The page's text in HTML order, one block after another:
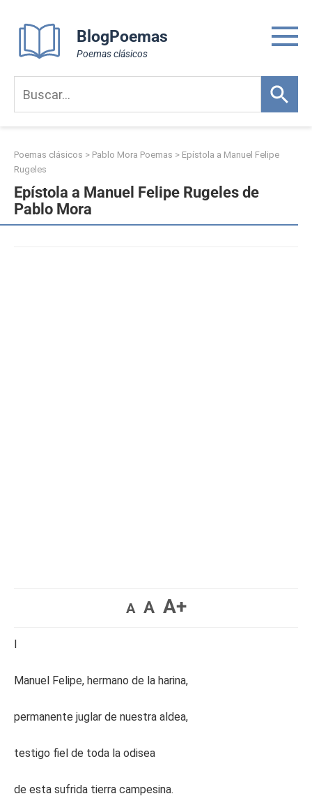
content
BlogPoemas
Poemas clásicos
Poemas clásicos > Pablo Mora Poemas > Epístola a Manuel Felipe
Rugeles
Epístola a Manuel Felipe Rugeles de
Pablo Mora
A A A+
I
Manuel Felipe, hermano de la harina,
permanente juglar de nuestra aldea,
testigo fiel de toda la odisea
de esta sufrida tierra campesina.